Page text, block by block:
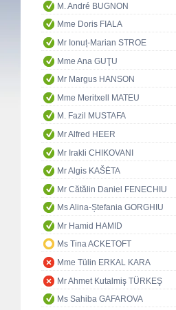
M. André BUGNON
Mme Doris FIALA
Mr Ionuț-Marian STROE
Mme Ana GUŢU
Mr Margus HANSON
Mme Meritxell MATEU
M. Fazil MUSTAFA
Mr Alfred HEER
Mr Irakli CHIKOVANI
Mr Algis KAŠĖTA
Mr Cătălin Daniel FENECHIU
Ms Alina-Ștefania GORGHIU
Mr Hamid HAMID
Ms Tina ACKETOFT
Mme Tülin ERKAL KARA
Mr Ahmet Kutalmiş TÜRKEŞ
Ms Sahiba GAFAROVA